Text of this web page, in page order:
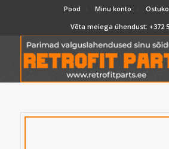
Pood Minu konto
Võta meiega ühendust:+372